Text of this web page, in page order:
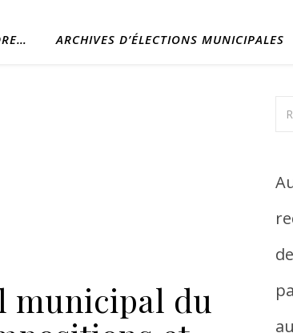
ARCHIVES D’ÉLECTIONS MUNICIPALES
municipal du